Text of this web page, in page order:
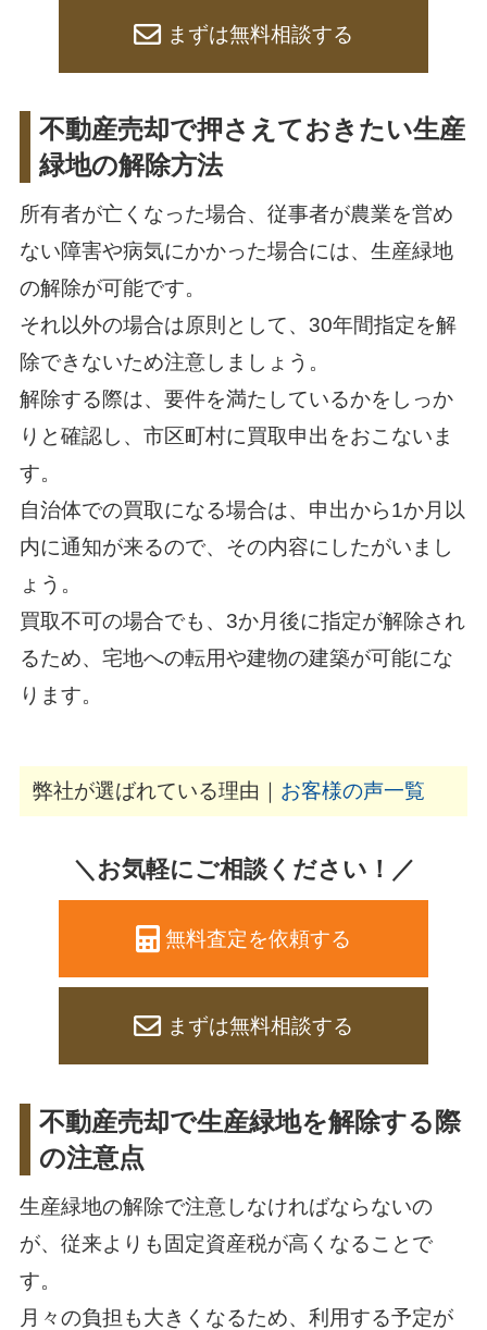
まずは無料相談する
不動産売却で押さえておきたい生産
緑地の解除方法
所有者が亡くなった場合、従事者が農業を営め
ない障害や病気にかかった場合には、生産緑地
の解除が可能です。
それ以外の場合は原則として、30年間指定を解
除できないため注意しましょう。
解除する際は、要件を満たしているかをしっか
りと確認し、市区町村に買取申出をおこないま
す。
自治体での買取になる場合は、申出から1か月以
内に通知が来るので、その内容にしたがいまし
ょう。
買取不可の場合でも、3か月後に指定が解除され
るため、宅地への転用や建物の建築が可能にな
ります。
弊社が選ばれている理由｜ お客様の声一覧
＼お気軽にご相談ください！／
無料査定を依頼する
まずは無料相談する
不動産売却で生産緑地を解除する際
の注意点
生産緑地の解除で注意しなければならないの
が、従来よりも固定資産税が高くなることで
す。
月々の負担も大きくなるため、利用する予定が